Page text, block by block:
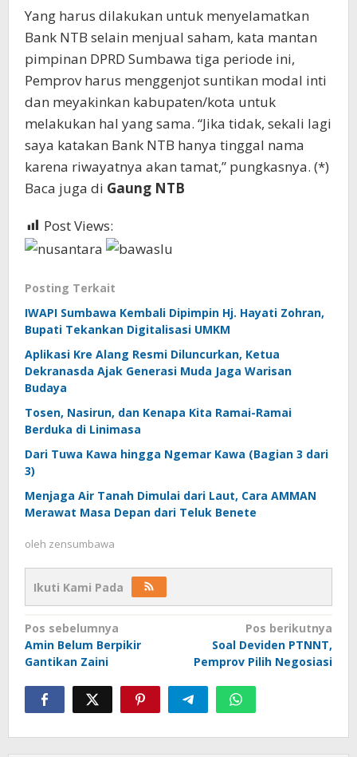
Yang harus dilakukan untuk menyelamatkan
Bank NTB selain menjual saham, kata mantan
pimpinan DPRD Sumbawa tiga periode ini,
Pemprov harus menggenjot suntikan modal inti
dan meyakinkan kabupaten/kota untuk
melakukan hal yang sama. “Jika tidak, sekali lagi
saya katakan Bank NTB hanya tinggal nama
karena riwayatnya akan tamat,” pungkasnya. (*)
Baca juga di Gaung NTB
Post Views:
Posting Terkait
IWAPI Sumbawa Kembali Dipimpin Hj. Hayati Zohran,
Bupati Tekankan Digitalisasi UMKM
Aplikasi Kre Alang Resmi Diluncurkan, Ketua
Dekranasda Ajak Generasi Muda Jaga Warisan
Budaya
Tosen, Nasirun, dan Kenapa Kita Ramai-Ramai
Berduka di Linimasa
Dari Tuwa Kawa hingga Ngemar Kawa (Bagian 3 dari
3)
Menjaga Air Tanah Dimulai dari Laut, Cara AMMAN
Merawat Masa Depan dari Teluk Benete
oleh zensumbawa
Ikuti Kami Pada
Navigasi
pos
Pos sebelumnya
Amin Belum Berpikir
Gantikan Zaini
Pos berikutnya
Soal Deviden PTNNT,
Pemprov Pilih Negosiasi